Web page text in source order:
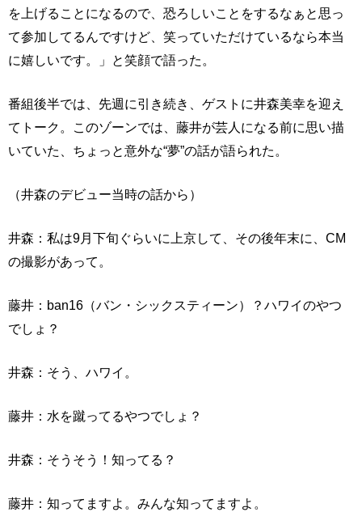
を上げることになるので、恐ろしいことをするなぁと思っ
て参加してるんですけど、笑っていただけているなら本当
に嬉しいです。」と笑顔で語った。
番組後半では、先週に引き続き、ゲストに井森美幸を迎え
てトーク。このゾーンでは、藤井が芸人になる前に思い描
いていた、ちょっと意外な“夢”の話が語られた。
（井森のデビュー当時の話から）
井森：私は9月下旬ぐらいに上京して、その後年末に、CM
の撮影があって。
藤井：ban16（バン・シックスティーン）？ハワイのやつ
でしょ？
井森：そう、ハワイ。
藤井：水を蹴ってるやつでしょ？
井森：そうそう！知ってる？
藤井：知ってますよ。みんな知ってますよ。